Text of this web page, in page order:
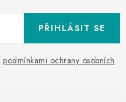
podmínkami ochrany osobních
PŘIHLÁSIT SE